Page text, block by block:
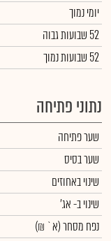
יומי נמוך
52 שבועות גבוה
52 שבועות נמוך
נתוני פתיחה
שער פתיחה
שער בסיס
שינוי באחוזים
שינויב- אג'
נפח מסחר(א` ₪)